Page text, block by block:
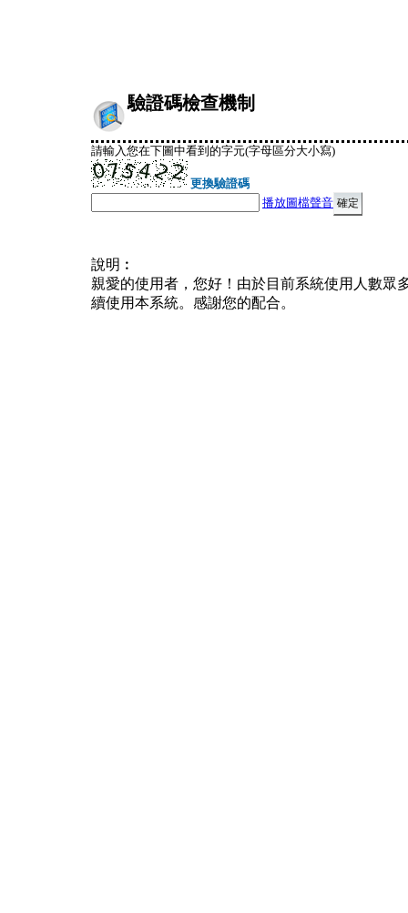
驗證碼檢查機制
請輸入您在下圖中看到的字元(字母區分大小寫)
更換驗證碼
播放圖檔聲音
說明︰
親愛的使用者，您好！由於目前系統使用人數眾
續使用本系統。感謝您的配合。